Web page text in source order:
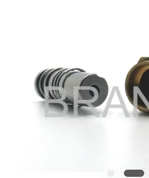
POLITICA
SULLA
PRIVACY